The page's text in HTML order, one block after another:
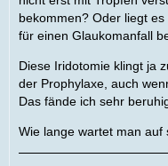
bekommen? Oder liegt
für einen Glaukomanfall
Diese Iridotomie klingt ja
der Prophylaxe, auch
Das fände ich sehr
Wie lange wartet man auf